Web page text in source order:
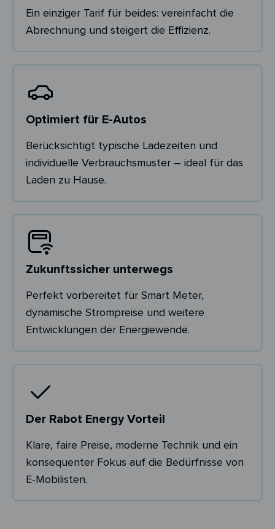
Ein einziger Tarif für beides: vereinfacht die
Abrechnung und steigert die Effizienz.
Optimiert für E-Autos
Berücksichtigt typische Ladezeiten und
individuelle Verbrauchsmuster – ideal für das
Laden zu Hause.
Zukunftssicher unterwegs
Perfekt vorbereitet für Smart Meter,
dynamische Strompreise und weitere
Entwicklungen der Energiewende.
Der Rabot Energy Vorteil
Klare, faire Preise, moderne Technik und ein
konsequenter Fokus auf die Bedürfnisse von
E-Mobilisten.